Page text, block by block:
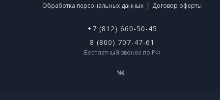
Обработка персональных данных | Договор оферты
+7 (812) 660-50-45
8 (800) 707-47-61
Бесплатный звонок по РФ